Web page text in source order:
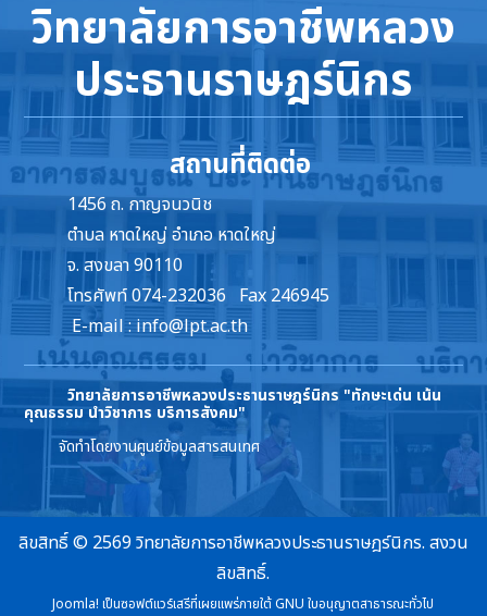
วิทยาลัยการอาชีพหลวง
ประธานราษฎร์นิกร
สถานที่ติดต่อ
1456 ถ. กาญจนวนิช
ตำบล หาดใหญ่ อำเภอ หาดใหญ่
จ. สงขลา 90110
โทรศัพท์ 074-232036 Fax 246945
E-mail : info@lpt.ac.th
วิทยาลัยการอาชีพหลวงประธานราษฎร์นิกร "ทักษะเด่น เน้น
คุณธรรม นำวิชาการ บริการสังคม"
จัดทำโดยงานศูนย์ข้อมูลสารสนเทศ
ลิขสิทธิ์ © 2569 วิทยาลัยการอาชีพหลวงประธานราษฎร์นิกร. สงวน
ลิขสิทธิ์.
Joomla! เป็นซอฟต์แวร์เสรีที่เผยแพร่ภายใต้GNU ใบอนุญาตสาธารณะทั่วไป